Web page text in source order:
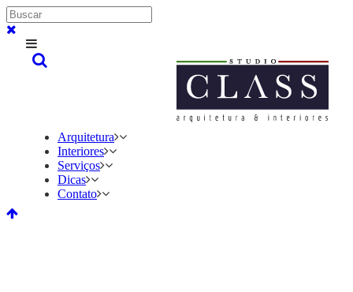
Arquitetura
Interiores
Serviços
Dicas
Contato